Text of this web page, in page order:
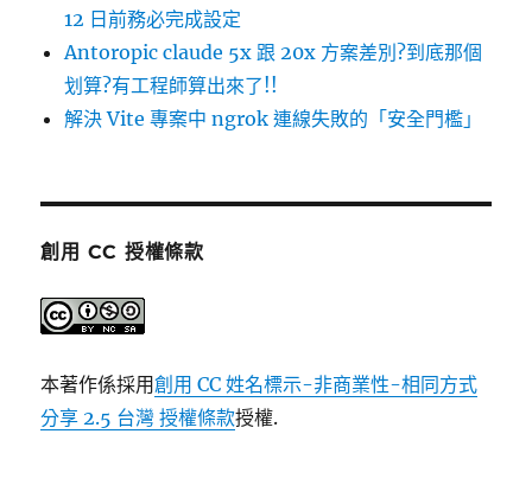
12 日前務必完成設定
Antoropic claude 5x 跟 20x 方案差別?到底那個
划算?有工程師算出來了!!
解決 Vite 專案中 ngrok 連線失敗的「安全門檻」
創用 CC 授權條款
本著作係採用創用 CC 姓名標示-非商業性-相同方式
分享 2.5 台灣 授權條款授權.